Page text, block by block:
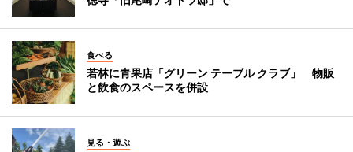
食べる
若林に青果店「グリーン テーブル クラブ」 物販
と飲食のスペースを併設
見る・遊ぶ